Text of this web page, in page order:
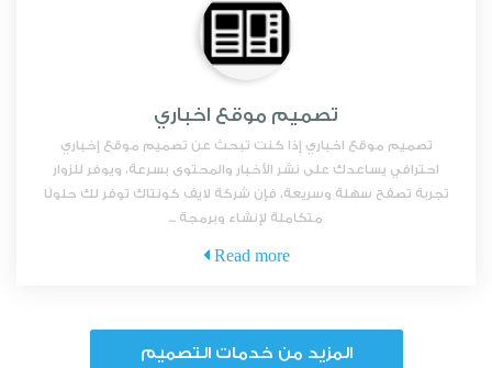
تصميم موقع اخباري
تصميم موقع اخباري إذا كنت تبحث عن تصميم موقع إخباري
احترافي يساعدك على نشر الأخبار والمحتوى بسرعة، ويوفر للزوار
تجربة تصفح سهلة وسريعة، فإن شركة لايف كونتاك توفر لك حلولًا
متكاملة لإنشاء وبرمجة ...
Read more
المزيد من خدمات التصميم